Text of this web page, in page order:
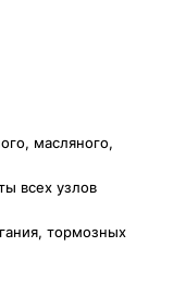
масляного,
всех узлов
тормозных